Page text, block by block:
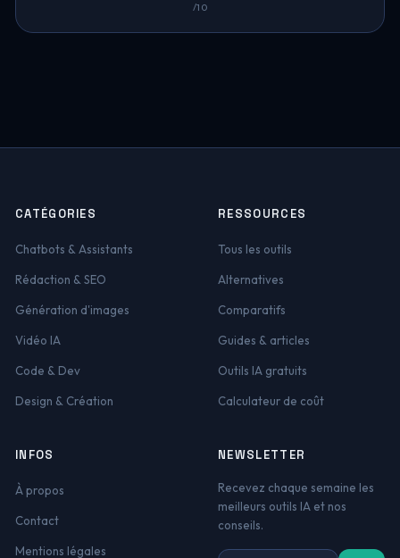
/10
CATÉGORIES
Chatbots & Assistants
Rédaction & SEO
Génération d'images
Vidéo IA
Code & Dev
Design & Création
RESSOURCES
Tous les outils
Alternatives
Comparatifs
Guides & articles
Outils IA gratuits
Calculateur de coût
INFOS
À propos
Contact
Mentions légales
NEWSLETTER
Recevez chaque semaine les
meilleurs outils IA et nos
conseils.